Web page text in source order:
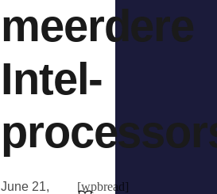
meerdere
Intel-
June 21,
[wpbread]